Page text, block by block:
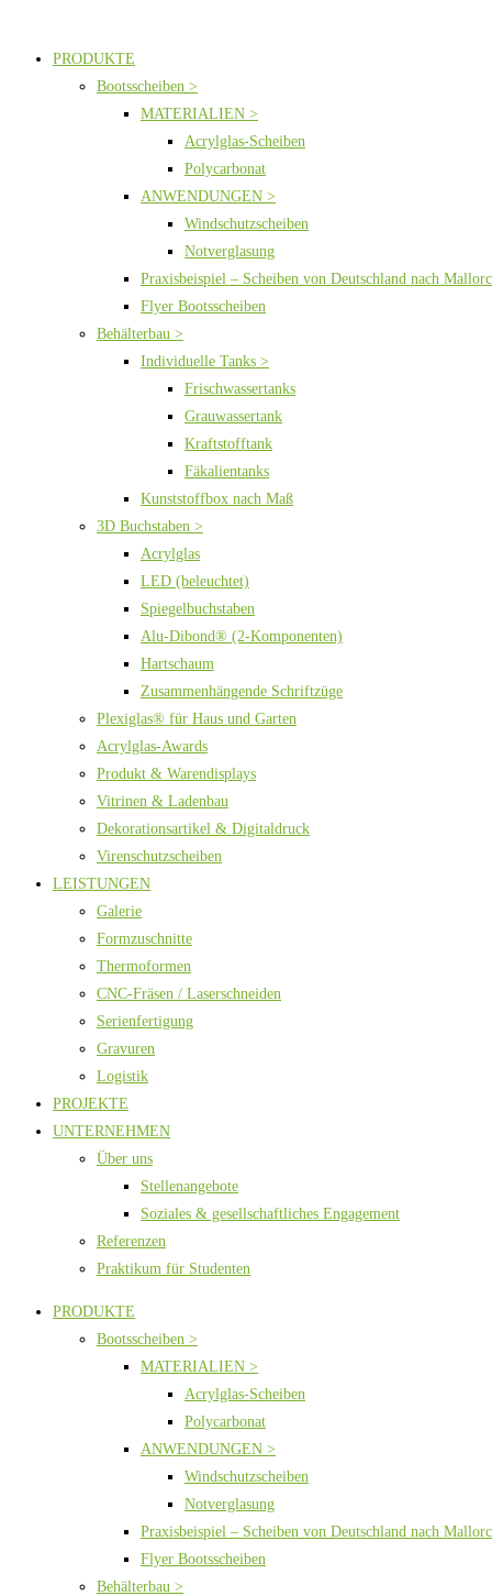
PRODUKTE
Bootsscheiben >
MATERIALIEN >
Acrylglas-Scheiben
Polycarbonat
ANWENDUNGEN >
Windschutzscheiben
Notverglasung
Praxisbeispiel – Scheiben von Deutschland nach
Flyer Bootsscheiben
Behälterbau >
Individuelle Tanks >
Frischwassertanks
Grauwassertank
Kraftstofftank
Fäkalientanks
Kunststoffbox nach Maß
3D Buchstaben >
Acrylglas
LED (beleuchtet)
Spiegelbuchstaben
Alu-Dibond® (2-Komponenten)
Hartschaum
Zusammenhängende Schriftzüge
Plexiglas® für Haus und Garten
Acrylglas-Awards
Produkt & Warendisplays
Vitrinen & Ladenbau
Dekorationsartikel & Digitaldruck
Virenschutzscheiben
LEISTUNGEN
Galerie
Formzuschnitte
Thermoformen
CNC-Fräsen / Laserschneiden
Serienfertigung
Gravuren
Logistik
PROJEKTE
UNTERNEHMEN
Über uns
Stellenangebote
Soziales & gesellschaftliches Engagement
Referenzen
Praktikum für Studenten
PRODUKTE
Bootsscheiben >
MATERIALIEN >
Acrylglas-Scheiben
Polycarbonat
ANWENDUNGEN >
Windschutzscheiben
Notverglasung
Praxisbeispiel – Scheiben von Deutschland nach
Flyer Bootsscheiben
Behälterbau >